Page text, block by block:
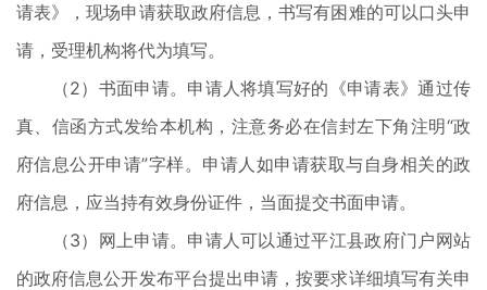
请表》，现场申请获取政府信息，书写有困难的可以口头申
请，受理机构将代为填写。
（2）书面申请。申请人将填写好的《申请表》通过传
真、信函方式发给本机构，注意务必在信封左下角注明“政
府信息公开申请”字样。申请人如申请获取与自身相关的政
府信息，应当持有效身份证件，当面提交书面申请。
（3）网上申请。申请人可以通过平江县政府门户网站
的政府信息公开发布平台提出申请，按要求详细填写有关申